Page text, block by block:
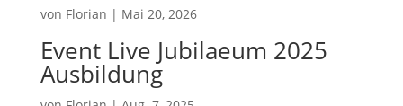
von Florian | Mai 20, 2026
Event Live Jubilaeum 2025
Ausbildung